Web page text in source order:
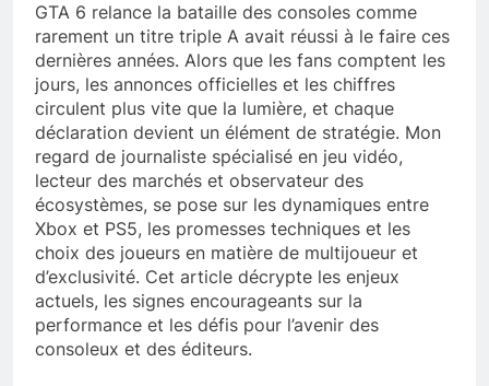
GTA 6 relance la bataille des consoles comme
rarement un titre triple A avait réussi à le faire ces
dernières années. Alors que les fans comptent les
jours, les annonces officielles et les chiffres
circulent plus vite que la lumière, et chaque
déclaration devient un élément de stratégie. Mon
regard de journaliste spécialisé en jeu vidéo,
lecteur des marchés et observateur des
écosystèmes, se pose sur les dynamiques entre
Xbox et PS5, les promesses techniques et les
choix des joueurs en matière de multijoueur et
d’exclusivité. Cet article décrypte les enjeux
actuels, les signes encourageants sur la
performance et les défis pour l’avenir des
consoleux et des éditeurs.